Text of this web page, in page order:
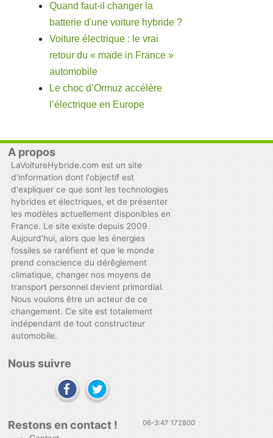
Quand faut-il changer la
batterie d'une voiture hybride ?
Voiture électrique : le vrai
retour du « made in France »
automobile
Le choc d’Ormuz accélère
l’électrique en Europe
A propos
LaVoitureHybride.com est un site
d'information dont l'objectif est
d'expliquer ce que sont les technologies
hybrides et électriques, et de présenter
les modèles actuellement disponibles en
France. Le site existe depuis 2009.
Aujourd'hui, alors que les énergies
fossiles se raréfient et que le monde
prend conscience du dérêglement
climatique, changer nos moyens de
transport personnel devient primordial.
Nous voulons être un acteur de ce
changement. Ce site est totalement
indépendant de tout constructeur
automobile.
Nous suivre
Restons en contact ! 06-3:47 172800